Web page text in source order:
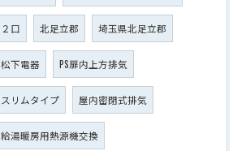
２口 北足立郡 埼玉県北足立郡
松下電器 PS扉内上方排気
スリムタイプ 屋内密閉式排気
給湯暖房用熱源機交換